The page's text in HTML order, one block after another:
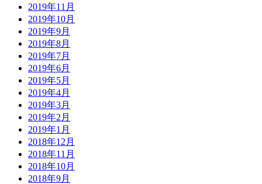
2019年11月
2019年10月
2019年9月
2019年8月
2019年7月
2019年6月
2019年5月
2019年4月
2019年3月
2019年2月
2019年1月
2018年12月
2018年11月
2018年10月
2018年9月